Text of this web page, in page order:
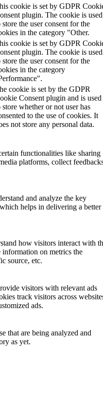
cookie is set by GDPR
plugin. The cookie is used
store the user consent for the
in the category "Other.
cookie is set by GDPR
plugin. The cookie is used
store the user consent for the
in the category
cookie is set by the GDPR
Consent plugin and is used
store whether or not user has
to the use of cookies. It
not store any personal data.
functionalities like sharing
platforms, collect
and analyze the key
helps in delivering a better
how visitors interact with
on metrics the
source, etc.
visitors with relevant ads
track visitors across
ads.
that are being analyzed and
as yet.